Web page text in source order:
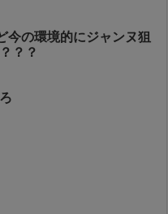
今の環境的にジャンヌ狙
？？